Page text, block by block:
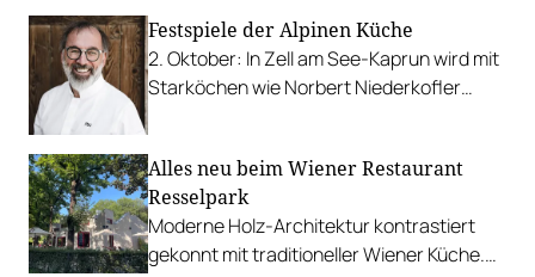
Festspiele der Alpinen Küche
2. Oktober: In Zell am See-Kaprun wird mit
Starköchen wie Norbert Niederkofler
Alles neu beim Wiener Restaurant
Resselpark
Moderne Holz-Architektur kontrastiert
gekonnt mit traditioneller Wiener Küche.